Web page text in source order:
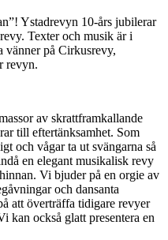
Ystadrevyn 10-års jubilerar
Texter och musik är i
vänner på Cirkusrevy,
revyn.
av skrattframkallande
till eftertänksamhet. Som
och vågar ta ut svängarna så
en elegant musikalisk revy
Vi bjuder på en orgie av
och dansanta
att överträffa tidigare revyer
kan också glatt presentera en